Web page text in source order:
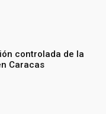
controlada de la
Caracas